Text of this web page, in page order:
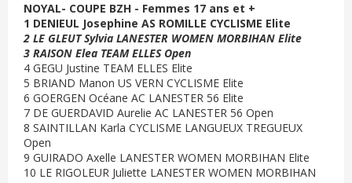
NOYAL- COUPE BZH - Femmes 17 ans et +
1 DENIEUL Josephine AS ROMILLE CYCLISME Elite
2 LE GLEUT Sylvia LANESTER WOMEN MORBIHAN Elite
3 RAISON Elea TEAM ELLES Open
4 GEGU Justine TEAM ELLES Elite
5 BRIAND Manon US VERN CYCLISME Elite
6 GOERGEN Océane AC LANESTER 56 Elite
7 DE GUERDAVID Aurelie AC LANESTER 56 Open
8 SAINTILLAN Karla CYCLISME LANGUEUX TREGUEUX
Open
9 GUIRADO Axelle LANESTER WOMEN MORBIHAN Elite
10 LE RIGOLEUR Juliette LANESTER WOMEN MORBIHAN